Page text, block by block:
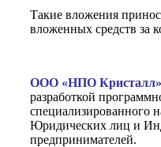
Такие вложения
вложенных средств за
ООО «НПО Кристалл»
разработкой
специализированного
Юридических лиц и
предпринимателей.